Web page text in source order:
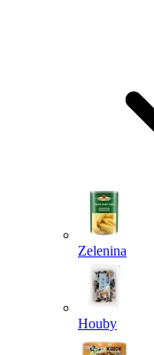
Zelenina
Houby